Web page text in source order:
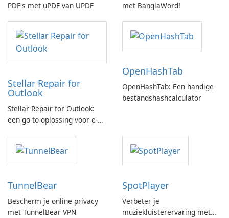
PDF's met uPDF van UPDF
met BanglaWord!
Stellar Repair for
Outlook
Stellar Repair for Outlook:
een go-to-oplossing voor e-
OpenHashTab
OpenHashTab: Een handige
bestandshashcalculator
TunnelBear
Bescherm je online privacy
met TunnelBear VPN
SpotPlayer
Verbeter je
muziekluisterervaring met